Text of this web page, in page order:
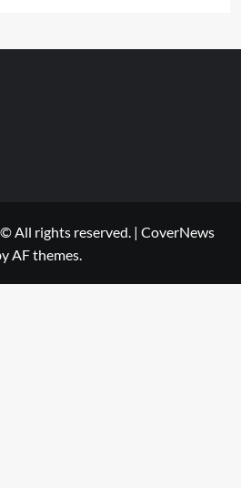
All rights reserved. | CoverNews
AF themes.